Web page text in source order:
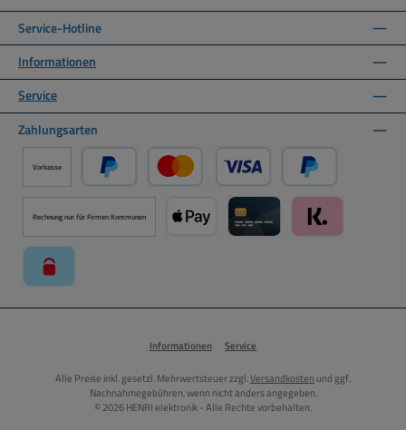
Service-Hotline
Informationen
Service
Zahlungsarten
Vorkasse
PayPal Kredit- oder Debitkarte über PayPal
Später Bezahlen
Rechnung nur für Firmen Kommunen
Informationen Service
Alle Preise inkl. gesetzl. Mehrwertsteuer zzgl.Versandkosten und ggf.
Nachnahmegebühren, wenn nicht anders angegeben.
© 2026 HENRI elektronik - Alle Rechte vorbehalten.